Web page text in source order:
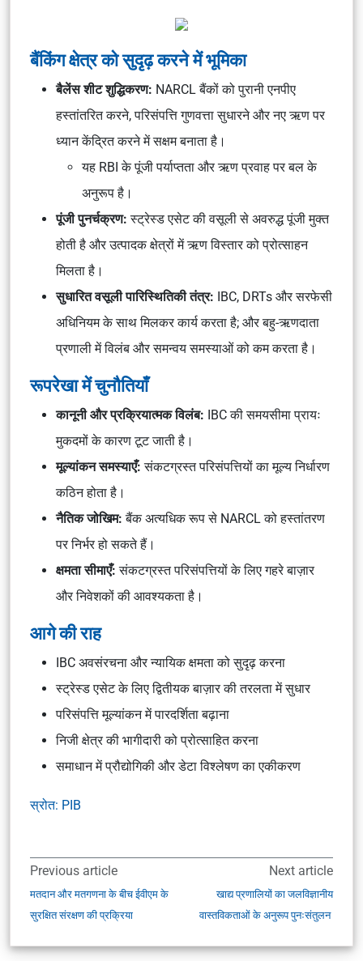
बैंकिंग क्षेत्र को सुदृढ़ करने में भूमिका
बैलेंस शीट शुद्धिकरण: NARCL बैंकों को पुरानी एनपीए
हस्तांतरित करने, परिसंपत्ति गुणवत्ता सुधारने और नए ऋण पर
ध्यान केंद्रित करने में सक्षम बनाता है।
यह RBI के पूंजी पर्याप्तता और ऋण प्रवाह पर बल के
अनुरूप है।
पूंजी पुनर्चक्रण: स्ट्रेस्ड एसेट की वसूली से अवरुद्ध पूंजी मुक्त
होती है और उत्पादक क्षेत्रों में ऋण विस्तार को प्रोत्साहन
मिलता है।
सुधारित वसूली पारिस्थितिकी तंत्र: IBC, DRTs और सरफेसी
अधिनियम के साथ मिलकर कार्य करता है; और बहु-ऋणदाता
प्रणाली में विलंब और समन्वय समस्याओं को कम करता है।
रूपरेखा में चुनौतियाँ
कानूनी और प्रक्रियात्मक विलंब: IBC की समयसीमा प्रायः
मुकदमों के कारण टूट जाती है।
मूल्यांकन समस्याएँ: संकटग्रस्त परिसंपत्तियों का मूल्य निर्धारण
कठिन होता है।
नैतिक जोखिम: बैंक अत्यधिक रूप से NARCL को हस्तांतरण
पर निर्भर हो सकते हैं।
क्षमता सीमाएँ: संकटग्रस्त परिसंपत्तियों के लिए गहरे बाज़ार
और निवेशकों की आवश्यकता है।
आगे की राह
IBC अवसंरचना और न्यायिक क्षमता को सुदृढ़ करना
स्ट्रेस्ड एसेट के लिए द्वितीयक बाज़ार की तरलता में सुधार
परिसंपत्ति मूल्यांकन में पारदर्शिता बढ़ाना
निजी क्षेत्र की भागीदारी को प्रोत्साहित करना
समाधान में प्रौद्योगिकी और डेटा विश्लेषण का एकीकरण
स्रोत: PIB
Previous article
मतदान और मतगणना के बीच ईवीएम के
सुरक्षित संरक्षण की प्रक्रिया
Next article
खाद्य प्रणालियों का जलविज्ञानीय
वास्तविकताओं के अनुरूप पुनःसंतुलन